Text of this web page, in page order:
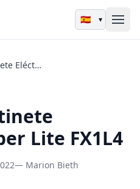
▾
Opiniones Patinete Eléctrico Beeper Lite FX1L4
Lite FX1L4
— Marion Bieth